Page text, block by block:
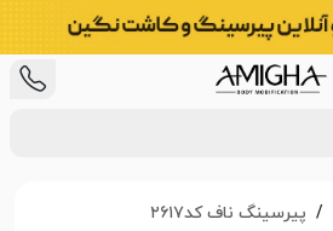
پیرسینگ ناف کد۲۶۱۷